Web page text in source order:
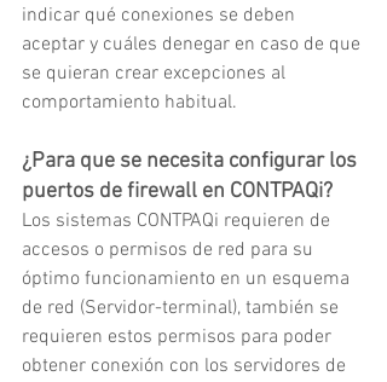
indicar qué conexiones se deben
aceptar y cuáles denegar en caso de que
se quieran crear excepciones al
comportamiento habitual.
¿Para que se necesita configurar los
puertos de firewall en CONTPAQi?
Los sistemas CONTPAQi requieren de
accesos o permisos de red para su
óptimo funcionamiento en un esquema
de red (Servidor-terminal), también se
requieren estos permisos para poder
obtener conexión con los servidores de